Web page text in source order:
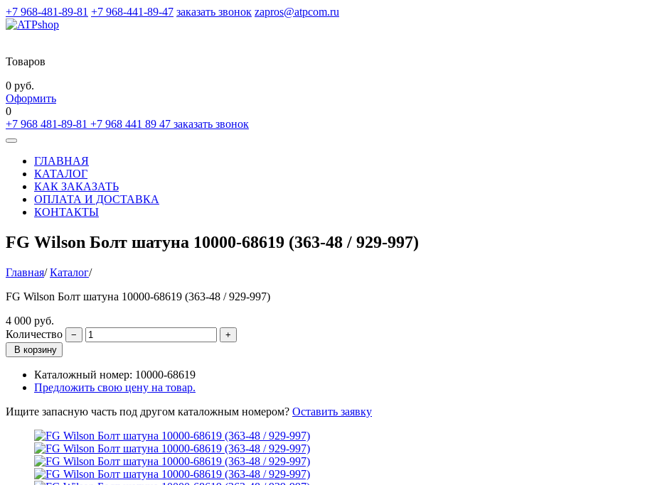
+7 968-481-89-81 +7 968-441-89-47 заказать звонок zapros@atpcom.ru
Товаров
0 руб.
Оформить
0
+7 968 481-89-81 +7 968 441 89 47 заказать звонок
Toggle
navigationГЛАВНАЯ
КАТАЛОГ
КАК ЗАКАЗАТЬ
ОПЛАТА И ДОСТАВКА
КОНТАКТЫ
FG Wilson Болт шатуна 10000-68619 (363-48 / 929-997)
Главная/Каталог/
FG Wilson Болт шатуна 10000-68619 (363-48 / 929-997)
4 000 руб.
Количество
В корзину
Каталожный номер: 10000-68619
Предложить свою цену на товар.
Ищите запасную часть под другом каталожным номером? Оставить заявку